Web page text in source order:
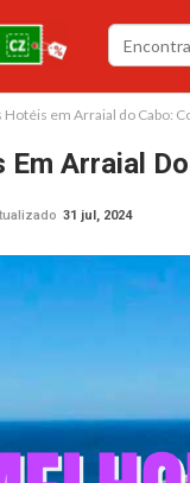
em Arraial do Cabo:
Arraial
31 jul, 2024